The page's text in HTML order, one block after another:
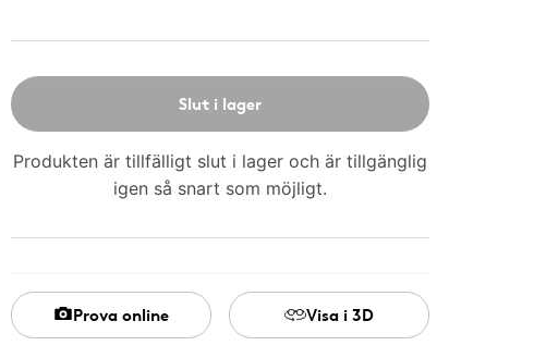
Slut i lager
Produkten är tillfälligt slut i lager och är tillgänglig
igen så snart som möjligt.
Prova online Visa i 3D